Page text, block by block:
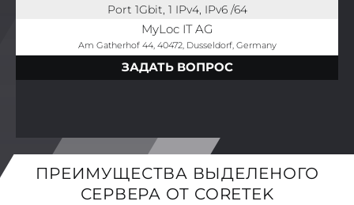
Port 1Gbit, 1 IPv4, IPv6 /64
MyLoc IT AG
Am Gatherhof 44, 40472, Dusseldorf, Germany
ЗАДАТЬ ВОПРОС
ПРЕИМУЩЕСТВА ВЫДЕЛЕНОГО
СЕРВЕРА ОТ CORETEK